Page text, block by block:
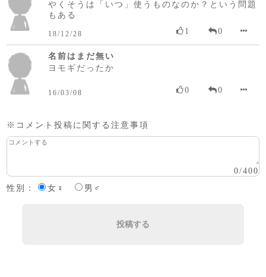
やくそうは「いつ」使うものなのか？という問題
もある
18/12/28 1 0
名前はまだ無い
ヨモギだったか
16/03/08 0 0
※コメント投稿に関する注意事項
0/400
性別：
女♀ 男♂
投稿する